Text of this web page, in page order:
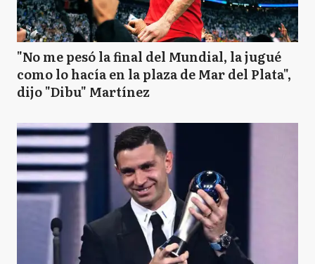
"No me pesó la final del Mundial, la jugué
como lo hacía en la plaza de Mar del Plata",
dijo "Dibu" Martínez